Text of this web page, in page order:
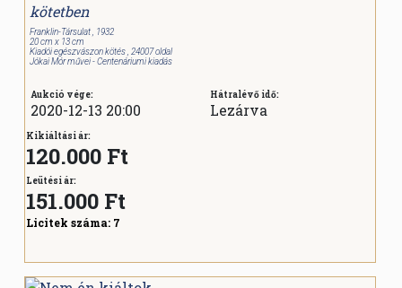
kötetben
Franklin-Társulat , 1932
20 cm x 13 cm
Kiadói egészvászon kötés , 24007 oldal
Jókai Mór művei - Centenáriumi kiadás
Aukció vége:
2020-12-13 20:00
Hátralévő idő:
Lezárva
Kikiáltási ár:
120.000 Ft
Leütési ár:
151.000 Ft
Licitek száma: 7